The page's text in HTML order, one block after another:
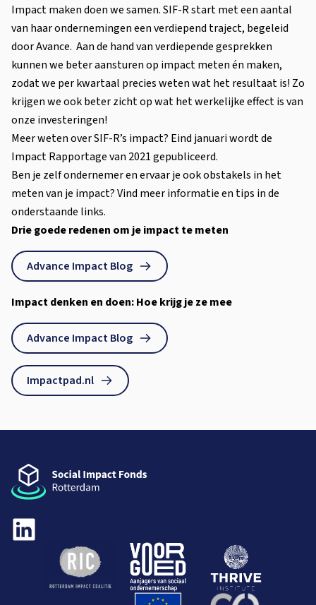
Impact maken doen we samen. SIF-R start met een aantal
van haar ondernemingen een verdiepend traject, begeleid
door Avance. Aan de hand van verdiepende gesprekken
kunnen we beter aansturen op impact meten én maken,
zodat we per kwartaal precies weten wat het resultaat is! Zo
krijgen we ook beter zicht op wat het werkelijke effect is van
onze investeringen!
Meer weten over SIF-R’s impact? Eind januari wordt de
Impact Rapportage van 2021 gepubliceerd.
Ben je zelf ondernemer en ervaar je ook obstakels in het
meten van je impact? Vind meer informatie en tips in de
onderstaande links.
Drie goede redenen om je impact te meten
Advance Impact Blog
Impact denken en doen: Hoe krijg je ze mee
Advance Impact Blog
Impactpad.nl